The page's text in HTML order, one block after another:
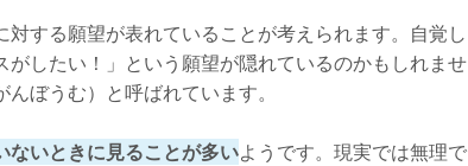
する願望が表れていることが考えられます。自覚し
したい！」という願望が隠れているのかもしれませ
ぼうむ）と呼ばれています。
ないときに見ることが多いようです。現実では無理で